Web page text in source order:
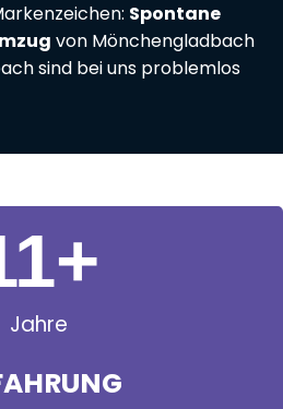
Spontane
von Mönchengladbach
sind bei uns problemlos
Jahre
+